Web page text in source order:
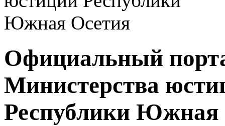
Официальный
Министерства
Республики Южная